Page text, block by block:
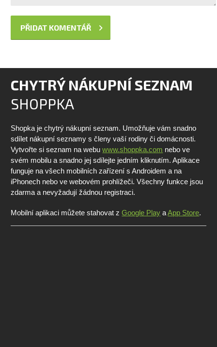
CHYTRÝ NÁKUPNÍ SEZNAM
SHOPPKA
Shopka je chytrý nákupní seznam. Umožňuje vám snadno
sdílet nákupní seznamy s členy vaší rodiny či domácnosti.
Vytvořte si seznam na webuwww.shoppka.com nebo ve
svém mobilu a snadno jej sdílejte jedním kliknutím. Aplikace
funguje na všech mobilních zařízení s Androidem a na
iPhonech nebo ve webovém prohlížeči. Všechny funkce jsou
zdarma a nevyžadují žádnou registraci.
Mobilní aplikaci můžete stahovat zGoogle Play aApp Store.